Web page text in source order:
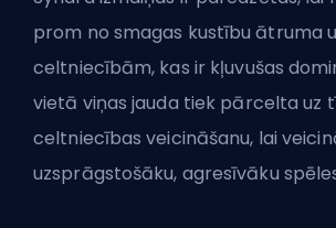
prom no smagas kustību ātruma
celtniecībām, kas ir kļuvušas
vietā viņas jauda tiek pārcelta uz
celtniecības veicināšanu, lai
uzsprāgstošāku, agresīvāku